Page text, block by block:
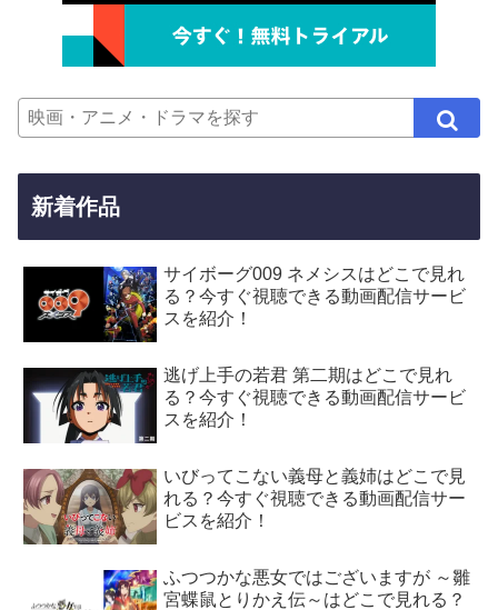
新着作品
サイボーグ009 ネメシスはどこで見れ
る？今すぐ視聴できる動画配信サービ
スを紹介！
逃げ上手の若君 第二期はどこで見れ
る？今すぐ視聴できる動画配信サービ
スを紹介！
いびってこない義母と義姉はどこで見
れる？今すぐ視聴できる動画配信サー
ビスを紹介！
ふつつかな悪女ではございますが ～雛
宮蝶鼠とりかえ伝～はどこで見れる？